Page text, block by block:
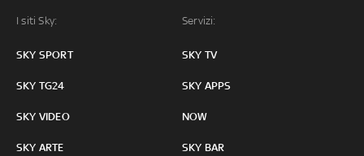
I siti Sky:
SKY SPORT
SKY TG24
SKY VIDEO
SKY ARTE
Servizi:
SKY TV
SKY APPS
NOW
SKY BAR